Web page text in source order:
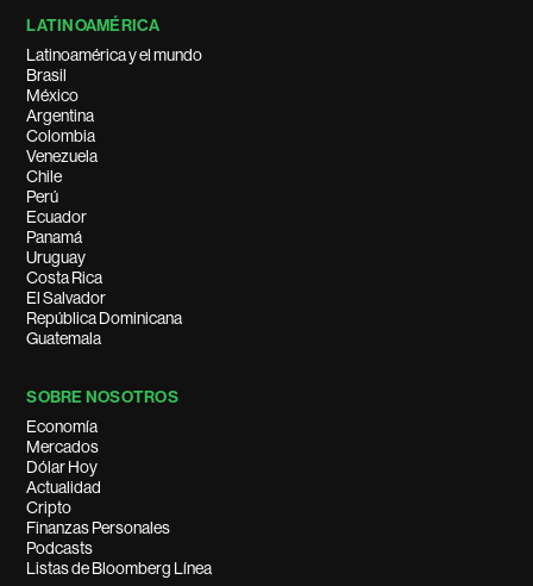
LATINOAMÉRICA
Latinoamérica y el mundo
Brasil
México
Argentina
Colombia
Venezuela
Chile
Perú
Ecuador
Panamá
Uruguay
Costa Rica
El Salvador
República Dominicana
Guatemala
SOBRE NOSOTROS
Economía
Mercados
Dólar Hoy
Actualidad
Cripto
Finanzas Personales
Podcasts
Listas de Bloomberg Línea